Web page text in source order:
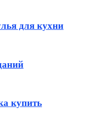
для кухни
купить